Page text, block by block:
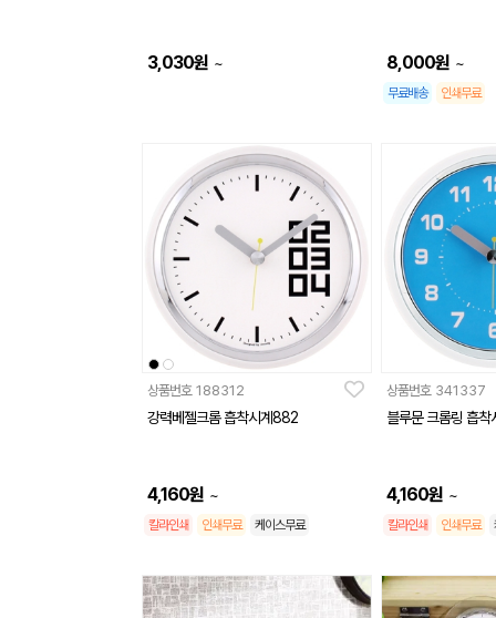
3,030원 ~ 8,000원 ~
무료배송 인쇄무료
상품번호 188312
강력베젤크롬 흡착시계882
4,160원 ~
칼라인쇄 인쇄무료 케이스무료
상품번호 341337
블루문 크롬링 흡
4,160원 ~
칼라인쇄 인쇄무료